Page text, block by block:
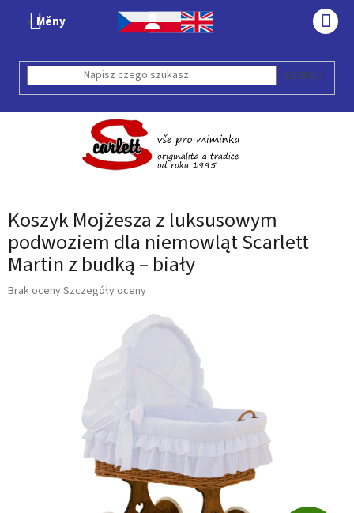
Měny
SZUKAJ
Koszyk Mojżesza z luksusowym
podwoziem dla niemowląt Scarlett
Martin z budką – biały
Średnia
Brak ocenySzczegóły oceny